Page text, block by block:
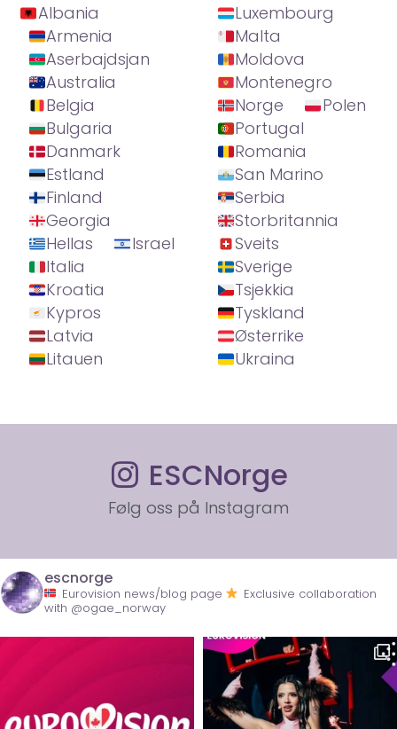
Albania
Armenia
Aserbajdsjan
Australia
Belgia
Bulgaria
Danmark
Estland
Finland
Georgia
Hellas
Israel
Italia
Kroatia
Kypros
Latvia
Litauen
Luxembourg
Malta
Moldova
Montenegro
Norge
Polen
Portugal
Romania
San Marino
Serbia
Storbritannia
Sveits
Sverige
Tsjekkia
Tyskland
Østerrike
Ukraina
ESCNorge
Følg oss på Instagram
escnorge
Eurovision news/blog page
Exclusive collaboration
with @ogae_norway